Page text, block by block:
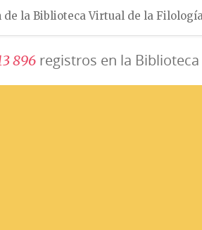
la Biblioteca Virtual de la
3896registros en la Biblioteca